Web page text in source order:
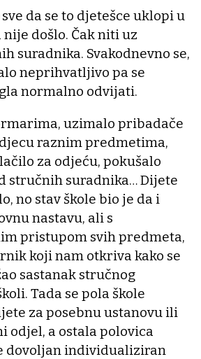
da se to djetešce uklopi u
nije došlo. Čak niti uz
suradnika. Svakodnevno se,
neprihvatljivo pa se
normalno odvijati.
uzimalo pribadače
raznim predmetima,
za odjeću, pokušalo
stručnih suradnika… Dijete
no stav škole bio je da i
nastavu, ali s
pristupom svih predmeta,
koji nam otkriva kako se
sastanak stručnog
Tada se pola škole
za posebnu ustanovu ili
odjel, a ostala polovica
dovoljan individualiziran